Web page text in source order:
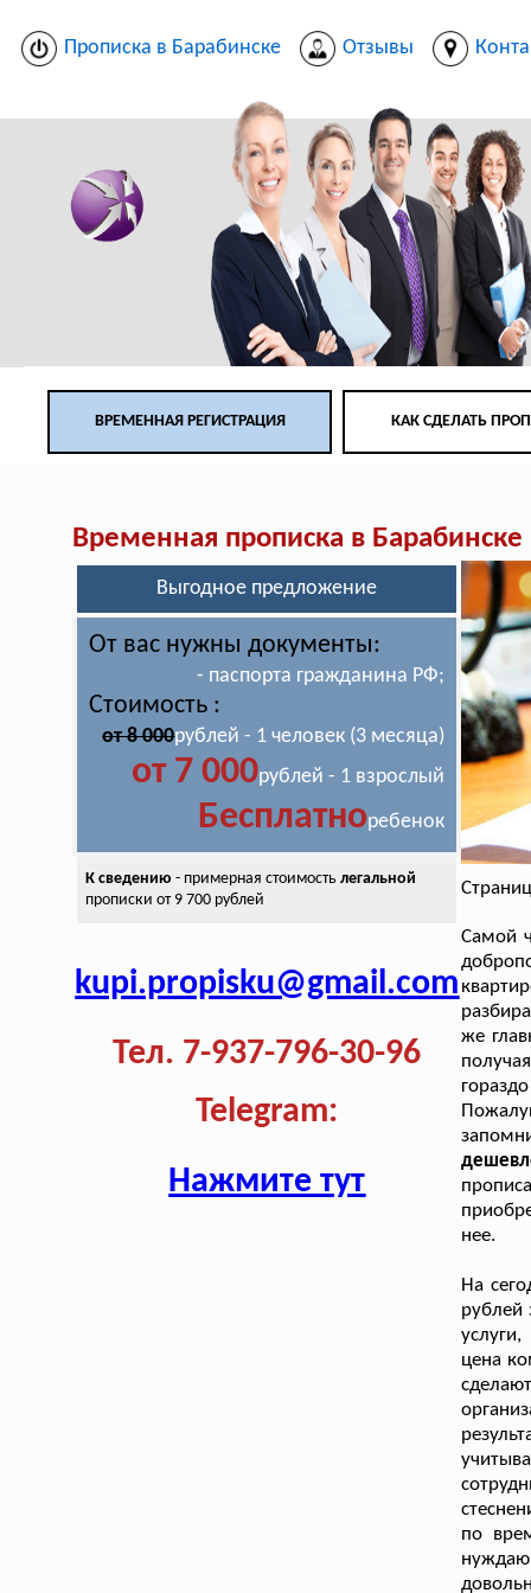
Прописка в Барабинске Отзывы
ВРЕМЕННАЯ РЕГИСТРАЦИЯ КАК СДЕЛАТЬ
Временная прописка в Барабинске
Выгодное предложение
От вас нужны документы:
- паспорта гражданина РФ;
Стоимость :
от 8 000рублей - 1 человек (3 месяца)
от 7 000рублей - 1 взрослый
Бесплатноребенок
К сведению - примерная стоимость легальной
прописки от 9 700 рублей
kupi.propisku@gmail.com
Тел. 7-937-796-30-96
Telegram:
Нажмите тут
Самой
же
нее.
На
рублей
цена
по